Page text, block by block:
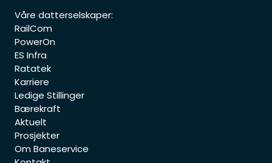
Våre datterselskaper:
RailCom
PowerOn
ES Infra
Ratatek
Karriere
Ledige Stillinger
Bærekraft
Aktuelt
Prosjekter
Om Baneservice